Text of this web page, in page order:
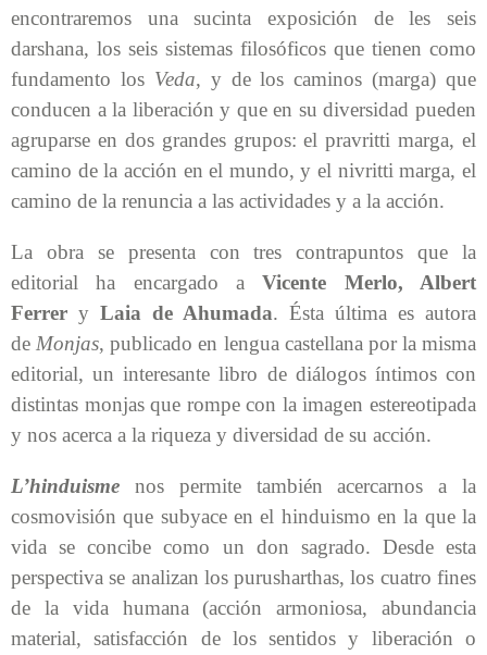
encontraremos una sucinta exposición de les seis
darshana, los seis sistemas filosóficos que tienen como
fundamento los Veda, y de los caminos (marga) que
conducen a la liberación y que en su diversidad pueden
agruparse en dos grandes grupos: el pravritti marga, el
camino de la acción en el mundo, y el nivritti marga, el
camino de la renuncia a las actividades y a la acción.
La obra se presenta con tres contrapuntos que la
editorial ha encargado aVicente Merlo, Albert
Ferrer y Laia de Ahumada. Ésta última es autora
de Monjas, publicado en lengua castellana por la misma
editorial, un interesante libro de diálogos íntimos con
distintas monjas que rompe con la imagen estereotipada
y nos acerca a la riqueza y diversidad de su acción.
L’hinduisme nos permite también acercarnos a la
cosmovisión que subyace en el hinduismo en la que la
vida se concibe como un don sagrado. Desde esta
perspectiva se analizan los purusharthas, los cuatro fines
de la vida humana (acción armoniosa, abundancia
material, satisfacción de los sentidos y liberación o